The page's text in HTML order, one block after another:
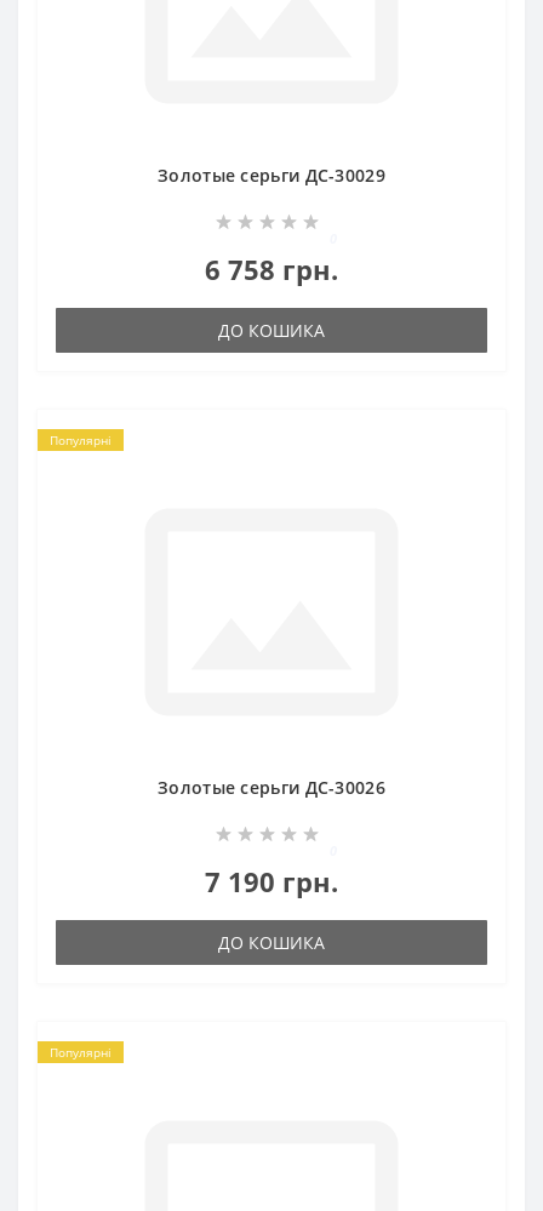
Золотые серьги ДС-30029
6 758 грн.
ДО КОШИКА
Популярні
Золотые серьги ДС-30026
7 190 грн.
ДО КОШИКА
Популярні